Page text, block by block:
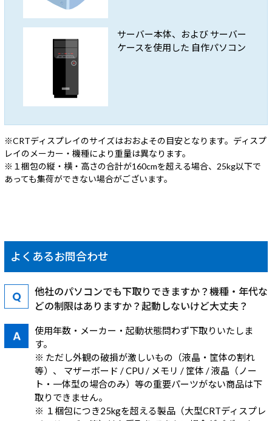
サーバー本体、およびサーバー
ケースを使用した 自作パソコン
※CRTディスプレイのサイズはおおよその目安となります。ディスプ
レイのメーカー・機種により重量は異なります。
※１梱包の縦・横・高さの合計が160cmを超える場合、25kg以下で
あっても集荷ができない場合がございます。
よくあるお問合わせ
他社のパソコンでも下取りできますか？機種・年代な
どの制限はありますか？起動しないけど大丈夫？
使用年数・メーカー・起動状態問わず下取りいたしま
す。
※ ただし外観の破損が激しいもの（液晶・筐体の割れ
等）、 マザーボード / CPU / メモリ / 筐体 / 液晶（ノー
ト・一体型の場合のみ）等の重要パーツがない商品は下
取りできません。
※ １梱包につき25kgを超える製品（大型CRTディスプレ